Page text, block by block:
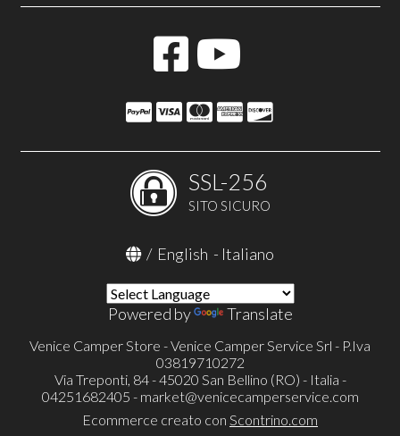
SSL-256
SITO SICURO
/ English - Italiano
Powered by Translate
Venice Camper Store - Venice Camper Service Srl - P.Iva
03819710272
Via Treponti, 84 - 45020 San Bellino (RO) - Italia -
04251682405 - market@venicecamperservice.com
Ecommerce creato con Scontrino.com